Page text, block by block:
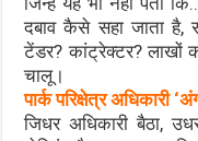
दबाव कैसे सहा जाता
टेंडर? कांट्रेक्टर? लाखों
चालू।
पार्क परिक्षेत्र अधिकारी
जिधर अधिकारी बैठा,